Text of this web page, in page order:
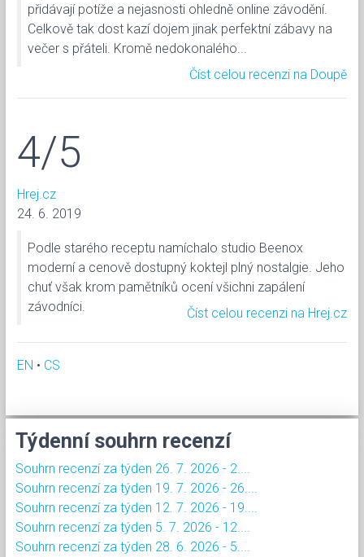
přidávají potíže a nejasnosti ohledně online závodění.
Celkově tak dost kazí dojem jinak perfektní zábavy na
večer s přáteli. Kromě nedokonalého...
Číst celou recenzi na Doupě
4/5
Hrej.cz
24. 6. 2019
Podle starého receptu namíchalo studio Beenox
moderní a cenově dostupný koktejl plný nostalgie. Jeho
chuť však krom pamětníků ocení všichni zapálení
závodníci.
Číst celou recenzi na Hrej.cz
EN • CS
Týdenní souhrn recenzí
Souhrn recenzí za týden 26. 7. 2026 - 2....
Souhrn recenzí za týden 19. 7. 2026 - 26....
Souhrn recenzí za týden 12. 7. 2026 - 19....
Souhrn recenzí za týden 5. 7. 2026 - 12....
Souhrn recenzí za týden 28. 6. 2026 - 5....